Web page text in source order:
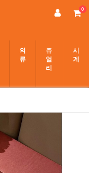
0
의
류
쥬
얼
리
시
계